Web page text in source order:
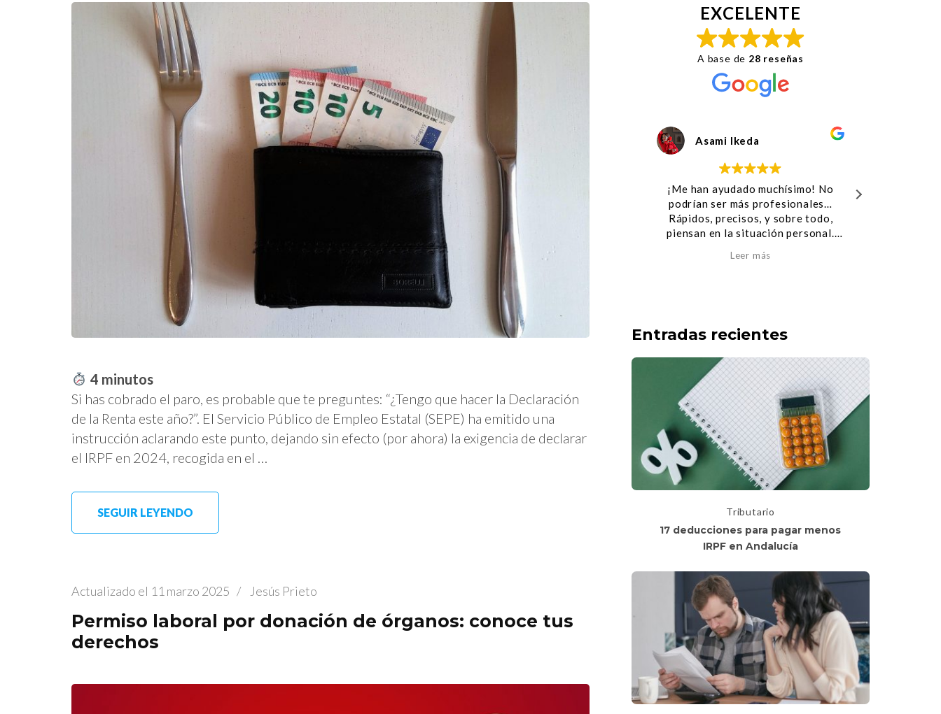
4 minutos
Si has cobrado el paro, es probable que te preguntes: “¿Tengo que hacer la Declaración
de la Renta este año?”. El Servicio Público de Empleo Estatal (SEPE) ha emitido una
instrucción aclarando este punto, dejando sin efecto (por ahora) la exigencia de declarar
el IRPF en 2024, recogida en el …
SEGUIR LEYENDO
Actualizado el 11 marzo 2025 / Jesús Prieto
Permiso laboral por donación de órganos: conoce tus
derechos
EXCELENTE
A base de 28 reseñas
Asami Ikeda
¡Me han ayudado muchísimo! No
podrían ser más profesionales…
Rápidos, precisos, y sobre todo,
piensan en la situación personal.
siendo madre de dos niños y
Increíble !! tanto Jesús
gran equipo,hicieron
excelente me
asuntos con una gran
Entradas recientes
Tributario
17 deducciones para pagar menos
IRPF en Andalucía